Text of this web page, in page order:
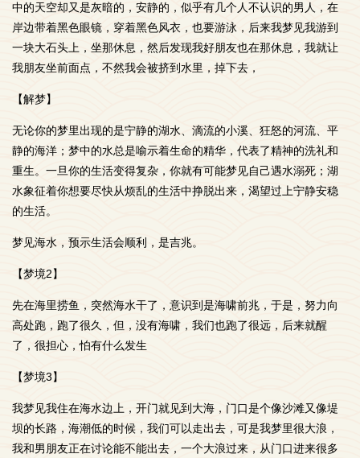
中的天空却又是灰暗的，安静的，似乎有几个人不认识的男人，在
岸边带着黑色眼镜，穿着黑色风衣，也要游泳，后来我梦见我游到
一块大石头上，坐那休息，然后发现我好朋友也在那休息，我就让
我朋友坐前面点，不然我会被挤到水里，掉下去，
【解梦】
无论你的梦里出现的是宁静的湖水、滴流的小溪、狂怒的河流、平
静的海洋；梦中的水总是喻示着生命的精华，代表了精神的洗礼和
重生。一旦你的生活变得复杂，你就有可能梦见自己遇水溺死；湖
水象征着你想要尽快从烦乱的生活中挣脱出来，渴望过上宁静安稳
的生活。
梦见海水，预示生活会顺利，是吉兆。
【梦境2】
先在海里捞鱼，突然海水干了，意识到是海啸前兆，于是，努力向
高处跑，跑了很久，但，没有海啸，我们也跑了很远，后来就醒
了，很担心，怕有什么发生
【梦境3】
我梦见我住在海水边上，开门就见到大海，门口是个像沙滩又像堤
坝的长路，海潮低的时候，我们可以走出去，可是我梦里很大浪，
我和男朋友正在讨论能不能出去，一个大浪过来，从门口进来很多